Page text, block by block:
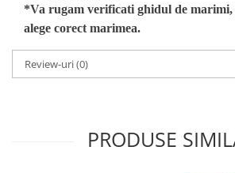
*Va rugam verificati ghidul de marimi,
alege corect marimea.
Review-uri(0)
PRODUSE